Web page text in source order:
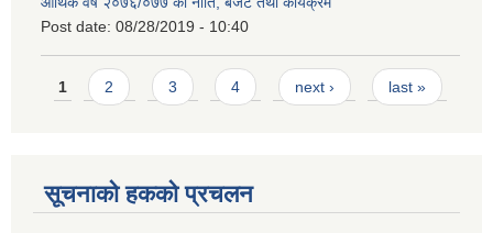
Post date: 08/28/2019 - 10:40
Pages
1 2 3 4 next › last »
सूचनाको हकको प्रचलन